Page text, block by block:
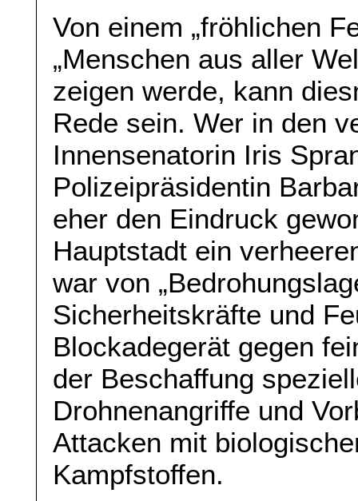
Von einem „fröhlichen
„Menschen aus aller
zeigen werde, kann
Rede sein. Wer in den
Innensenatorin Iris
Polizeipräsidentin
eher den Eindruck
Hauptstadt ein
war von
Sicherheitskräfte und
Blockadegerät gegen
der Beschaffung
Drohnenangriffe und
Attacken mit
Kampfstoffen.